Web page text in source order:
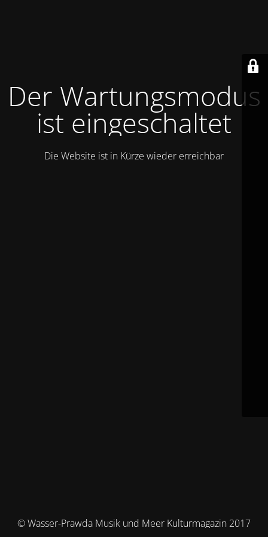
Der Wartungsmodus
ist eingeschaltet
Die Website ist in Kürze wieder erreichbar
© Wasser-Prawda Musik und Meer Kulturmagazin 2017